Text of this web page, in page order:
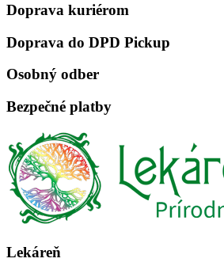
through
Doprava kuriérom
Doprava do DPD Pickup
Osobný odber
Bezpečné platby
Lekáreň